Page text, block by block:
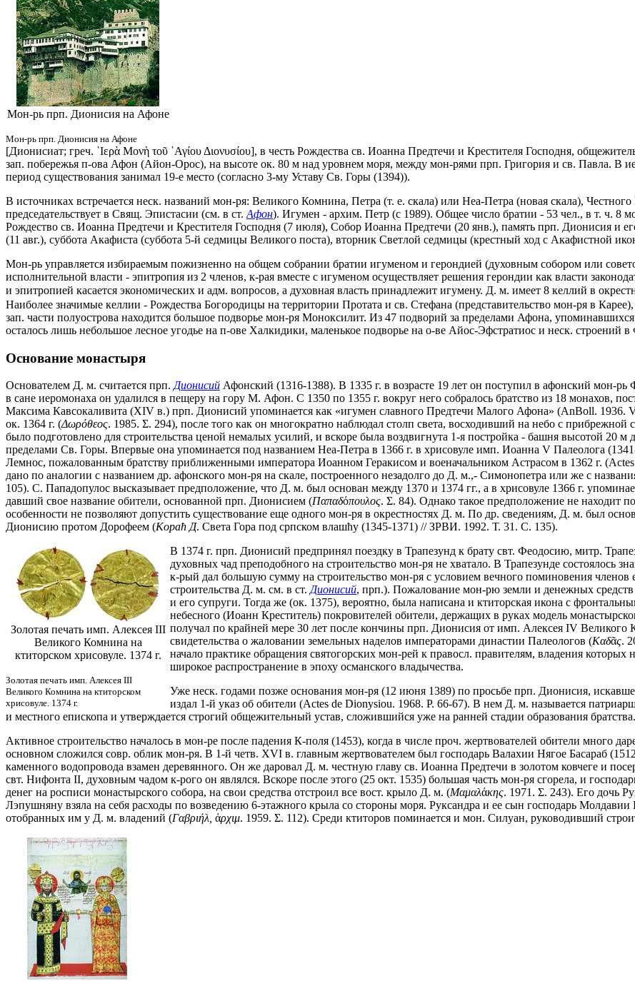
Мон-рь прп. Дионисия на Афоне
Мон-рь прп. Дионисия на Афоне
[Дионисиат; греч. ῾Ιερὰ Μονὴ τοῦ ῾Αγίου Διονυσίου], в честь Рождества св. Иоанна Предтечи и Крестителя Господня,
зап. побережья п-ова Афон (Айон-Орос), на высоте ок. 80 м над уровнем моря, между мон-рями прп. Григория и св. Павла. В
период существования занимал 19-е место (согласно 3-му Уставу Св. Горы (1394)).
В источниках встречается неск. названий мон-ря: Великого Комнина, Петра (т. е. скала) или Неа-Петра (новая скала),
председательствует в Свящ. Эпистасии (см. в ст. Афон). Игумен - архим. Петр (с 1989). Общее число братии - 53 чел., в т. ч. 8
Рождество св. Иоанна Предтечи и Крестителя Господня (7 июля), Собор Иоанна Предтечи (20 янв.), память прп. Дионисия и
(11 авг.), суббота Акафиста (суббота 5-й седмицы Великого поста), вторник Светлой седмицы (крестный ход с Акафистной
Мон-рь управляется избираемым пожизненно на общем собрании братии игуменом и герондией (духовным собором или
исполнительной власти - эпитропия из 2 членов, к-рая вместе с игуменом осуществляет решения герондии как власти
и эпитропией касается экономических и адм. вопросов, а духовная власть принадлежит игумену. Д. м. имеет 8 келлий в
Наиболее значимые келлии - Рождества Богородицы на территории Протата и св. Стефана (представительство мон-ря в
зап. части полуострова находится большое подворье мон-ря Моноксилит. Из 47 подворий за пределами Афона,
осталось лишь небольшое лесное угодье на п-ове Халкидики, маленькое подворье на о-ве Айос-Эфстратиос и неск. строений в
Основание монастыря
Основателем Д. м. считается прп. Дионисий Афонский (1316-1388). В 1335 г. в возрасте 19 лет он поступил в афонский мон-
в сане иеромонаха он удалился в пещеру на гору М. Афон. С 1350 по 1355 г. вокруг него собралось братство из 18 монахов,
Максима Кавсокаливита (XIV в.) прп. Дионисий упоминается как «игумен славного Предтечи Малого Афона» (AnBoll. 1936.
ок. 1364 г. (Δωρόθεος. 1985. Σ. 294), после того как он многократно наблюдал столп света, восходивший на небо с прибрежной
было подготовлено для строительства ценой немалых усилий, и вскоре была воздвигнута 1-я постройка - башня высотой 20 м
пределами Св. Горы. Впервые она упоминается под названием Неа-Петра в 1366 г. в хрисовуле имп. Иоанна V Палеолога
Лемнос, пожалованным братству приближенными императора Иоанном Геракисом и военачальником Астрасом в 1362 г.
дано по аналогии с названием др. афонского мон-ря на скале, построенного незадолго до Д. м.,- Симонопетра или же с
105). С. Пападопулос высказывает предположение, что Д. м. был основан между 1370 и 1374 гг., а в хрисовуле 1366 г.
давший свое название обители, основанной прп. Дионисием (Παπαδόπουλος. Σ. 84). Однако такое предположение не находит
особенности не позволяют допустить существование еще одного мон-ря в окрестностях Д. м. По др. сведениям, Д. м. был
Дионисию протом Дорофеем (Kopaћ Д. Света Гора под српском влашћу (1345-1371) // ЗРВИ. 1992. Т. 31. С. 135).
Золотая печать имп. Алексея III
Великого Комнина на
ктиторском хрисовуле. 1374 г.
Золотая печать имп. Алексея III
Великого Комнина на ктиторском
хрисовуле. 1374 г.
В 1374 г. прп. Дионисий предпринял поездку в Трапезунд к брату свт. Феодосию, митр.
духовных чад преподобного на строительство мон-ря не хватало. В Трапезунде
к-рый дал большую сумму на строительство мон-ря с условием вечного поминовения членов
строительства Д. м. см. в ст. Дионисий, прп.). Пожалование мон-рю земли и денежных средств
и его супруги. Тогда же (ок. 1375), вероятно, была написана и ктиторская икона с
небесного (Иоанн Креститель) покровителей обители, держащих в руках модель
получал по крайней мере 30 лет после кончины прп. Дионисия от имп. Алексея IV Великого
свидетельства о жаловании земельных наделов императорами династии Палеологов (Καδᾶς.
начало практике обращения святогорских мон-рей к правосл. правителям, владения
широкое распространение в эпоху османского владычества.
Уже неск. годами позже основания мон-ря (12 июня 1389) по просьбе прп. Дионисия,
издал 1-й указ об обители (Actes de Dionysiou. 1968. P. 66-67). В нем Д. м. называется
и местного епископа и утверждается строгий общежительный устав, сложившийся уже на ранней стадии образования братства.
Активное строительство началось в мон-ре после падения К-поля (1453), когда в числе проч. жертвователей обители много
основном сложился совр. облик мон-ря. В 1-й четв. XVI в. главным жертвователем был господарь Валахии Нягое Басараб
каменного водопровода взамен деревянного. Он же даровал Д. м. честную главу св. Иоанна Предтечи в золотом ковчеге и
свт. Нифонта II, духовным чадом к-рого он являлся. Вскоре после этого (25 окт. 1535) большая часть мон-ря сгорела, и
денег на росписи монастырского собора, на свои средства отстроил все вост. крыло Д. м. (Μαμαλάκης. 1971. Σ. 243). Его дочь
Лэпушняну взяла на себя расходы по возведению 6-этажного крыла со стороны моря. Руксандра и ее сын господарь
отобранных им у Д. м. владений (Γαβριήλ, ἀρχιμ. 1959. Σ. 112). Среди ктиторов поминается и мон. Силуан, руководивший